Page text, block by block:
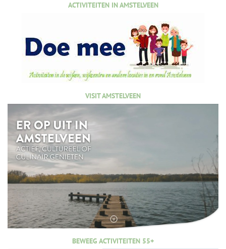
ACTIVITEITEN IN AMSTELVEEN
VISIT AMSTELVEEN
BEWEEG ACTIVITEITEN 55+